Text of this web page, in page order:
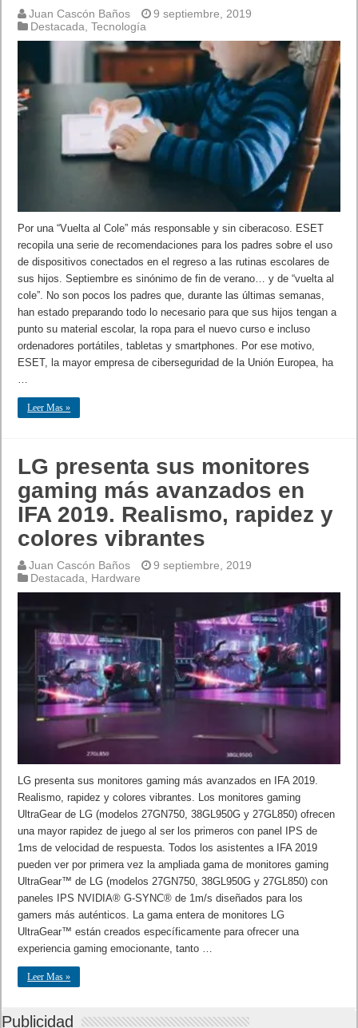
Juan Cascón Baños
9 septiembre, 2019
Destacada ,Tecnología
Por una “Vuelta al Cole” más responsable y sin ciberacoso. ESET
recopila una serie de recomendaciones para los padres sobre el uso
de dispositivos conectados en el regreso a las rutinas escolares de
sus hijos. Septiembre es sinónimo de fin de verano… y de “vuelta al
cole”. No son pocos los padres que, durante las últimas semanas,
han estado preparando todo lo necesario para que sus hijos tengan a
punto su material escolar, la ropa para el nuevo curso e incluso
ordenadores portátiles, tabletas y smartphones. Por ese motivo,
ESET, la mayor empresa de ciberseguridad de la Unión Europea, ha
…
Leer Mas »
LG presenta sus monitores
gaming más avanzados en
IFA 2019. Realismo, rapidez y
colores vibrantes
Juan Cascón Baños
9 septiembre, 2019
Destacada, Hardware
LG presenta sus monitores gaming más avanzados en IFA 2019.
Realismo, rapidez y colores vibrantes. Los monitores gaming
UltraGear de LG (modelos 27GN750, 38GL950G y 27GL850) ofrecen
una mayor rapidez de juego al ser los primeros con panel IPS de
1ms de velocidad de respuesta. Todos los asistentes a IFA 2019
pueden ver por primera vez la ampliada gama de monitores gaming
UltraGear™ de LG (modelos 27GN750, 38GL950G y 27GL850) con
paneles IPS NVIDIA® G-SYNC® de 1m/s diseñados para los
gamers más auténticos. La gama entera de monitores LG
UltraGear™ están creados específicamente para ofrecer una
experiencia gaming emocionante, tanto …
Leer Mas »
Publicidad